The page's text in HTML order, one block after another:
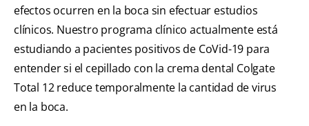
efectos ocurren en la boca sin efectuar estudios
clínicos. Nuestro programa clínico actualmente está
estudiando a pacientes positivos de CoVid-19 para
entender si el cepillado con la crema dental Colgate
Total 12 reduce temporalmente la cantidad de virus
en la boca.